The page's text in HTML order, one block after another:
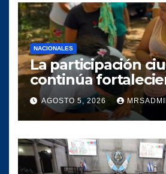
NACIONALES
La participación
continúa
crecimiento del
político SERVIR en
municipio de Villa
AGOSTO 5, 2026